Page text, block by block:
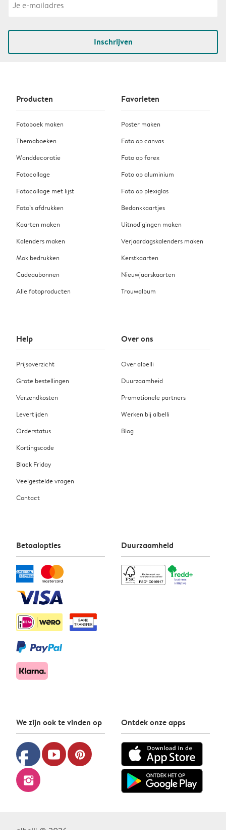
Inschrijven
Producten
Fotoboek maken
Themaboeken
Wanddecoratie
Fotocollage
Fotocollage met lijst
Foto’s afdrukken
Kaarten maken
Kalenders maken
Mok bedrukken
Cadeaubonnen
Alle fotoproducten
Favorieten
Poster maken
Foto op canvas
Foto op forex
Foto op aluminium
Foto op plexiglas
Bedankkaartjes
Uitnodigingen maken
Verjaardagskalenders maken
Kerstkaarten
Nieuwjaarskaarten
Trouwalbum
Help
Prijsoverzicht
Grote bestellingen
Verzendkosten
Levertijden
Orderstatus
Kortingscode
Black Friday
Veelgestelde vragen
Contact
Over ons
Over albelli
Duurzaamheid
Promotionele partners
Werken bij albelli
Blog
Betaalopties Duurzaamheid
We zijn ook te vinden op
facebook youtube pinterest
instagram
Ontdek onze apps